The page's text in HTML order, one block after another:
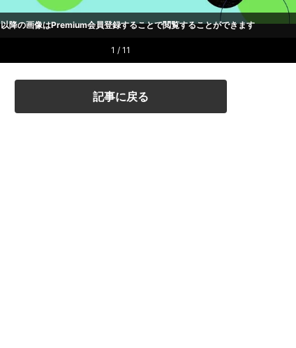
以降の画像はPremium会員登録することで閲覧することができます
1 / 11
記事に戻る